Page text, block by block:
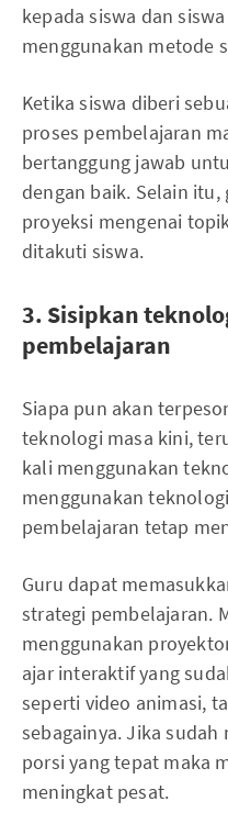
kepada siswa dan
menggunakan metode
Ketika siswa diberi
proses pembelajaran
bertanggung jawab
dengan baik. Selain
proyeksi mengenai
ditakuti siswa.
3. Sisipkan
pembelajaran
Siapa pun akan
teknologi masa kini,
kali menggunakan
menggunakan
pembelajaran tetap
Guru dapat
strategi pembelajaran.
menggunakan
ajar interaktif yang
seperti video animasi,
sebagainya. Jika
porsi yang tepat maka
meningkat pesat.